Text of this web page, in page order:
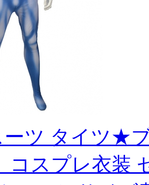
ツ タイツ★
コスプレ衣装